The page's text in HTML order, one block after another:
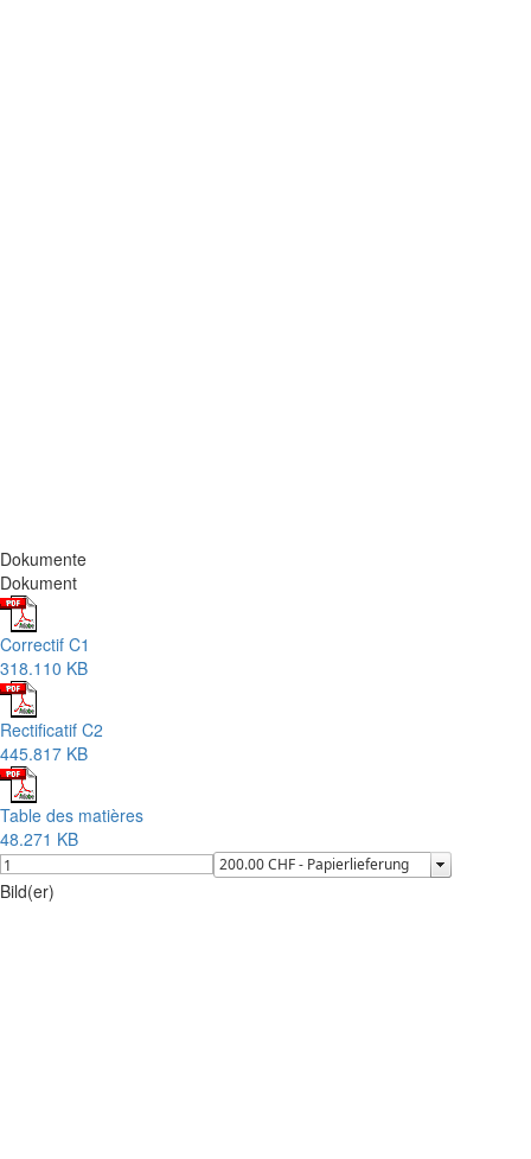
Dokumente
Dokument
Correctif C1
318.110 KB
Rectificatif C2
445.817 KB
Table des matières
48.271 KB
Bild(er)